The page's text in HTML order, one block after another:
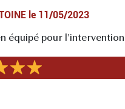
le 11/05/2023
équipé pour l'intervention